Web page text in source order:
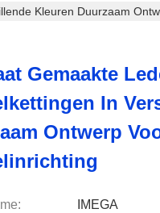
Kleuren Duurzaam
Gemaakte
In
Ontwerp
IMEGA